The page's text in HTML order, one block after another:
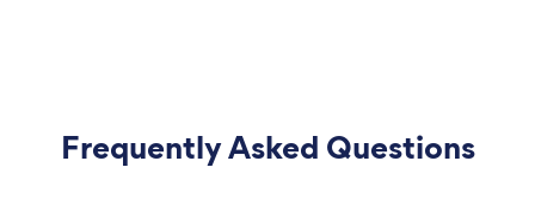
Frequently Asked Questions